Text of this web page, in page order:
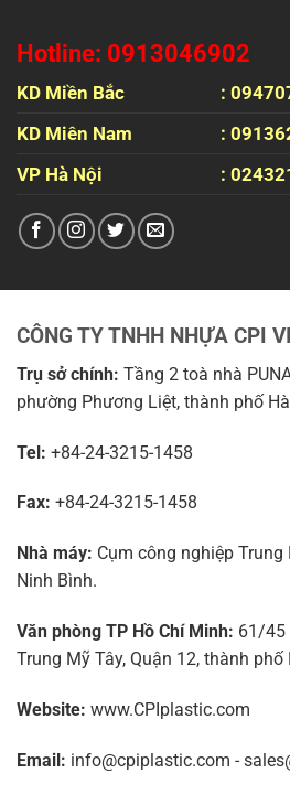
Hotline: 0913046902
KD Miền Bắc
:
KD Miên Nam
:
VP Hà Nội
:
CÔNG TY TNHH NHỰA CPI
Trụ sở chính: Tầng 2 toà nhà
phường Phương Liệt, thành phố
Tel: +84-24-3215-1458
Fax: +84-24-3215-1458
Nhà máy: Cụm công nghiệp
Ninh Bình.
Văn phòng TP Hồ Chí Minh: 61/45
Trung Mỹ Tây, Quận 12, thành
Website: www.CPIplastic.com
Email: info@cpiplastic.com -